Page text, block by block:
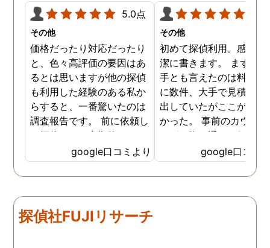
5.0点
その他
価格だったり対応だったり
と、色々高評価の要因はあ
るとは思いますが他の探偵
も利用した経験のある私か
らすると、一番驚いたのは
調査報告です。 前に依頼し
た探偵では、定期的にまと
めて報告がくる為なかなか
実際の現状を把握するのが
難しかったですが、ここは
来ていました。 担当の人も
丁寧で報告内容もわかりや
google口コミより
その他
初めて探偵利用。感想を
潔に書きます。 まず、
手とも言えたのは料金。
に数件、大手で見積もり
出していたがここが一番
かった。 事前のカウン
ングの際の通りの価格で
途中での追加料金なども
く安心してお任せできた
由のひとつ。 かと言っ
く、むしろ期待以上に細
google口コミ
探偵社FUJIリサーチ